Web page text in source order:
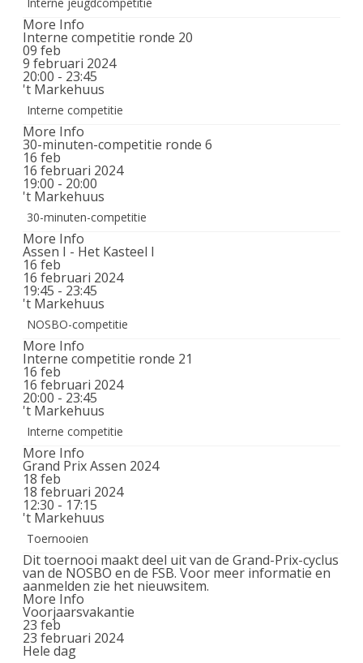
More Info
Interne competitie ronde 20
09 feb
9 februari 2024
20:00 - 23:45
't Markehuus
Interne competitie
More Info
30-minuten-competitie ronde 6
16 feb
16 februari 2024
19:00 - 20:00
't Markehuus
30-minuten-competitie
More Info
Assen I - Het Kasteel I
16 feb
16 februari 2024
19:45 - 23:45
't Markehuus
NOSBO-competitie
More Info
Interne competitie ronde 21
16 feb
16 februari 2024
20:00 - 23:45
't Markehuus
Interne competitie
More Info
Grand Prix Assen 2024
18 feb
18 februari 2024
12:30 - 17:15
't Markehuus
Toernooien
Dit toernooi maakt deel uit van de Grand-Prix-cyclus
van de NOSBO en de FSB. Voor meer informatie en
aanmelden zie het nieuwsitem.
More Info
Voorjaarsvakantie
23 feb
23 februari 2024
Hele dag